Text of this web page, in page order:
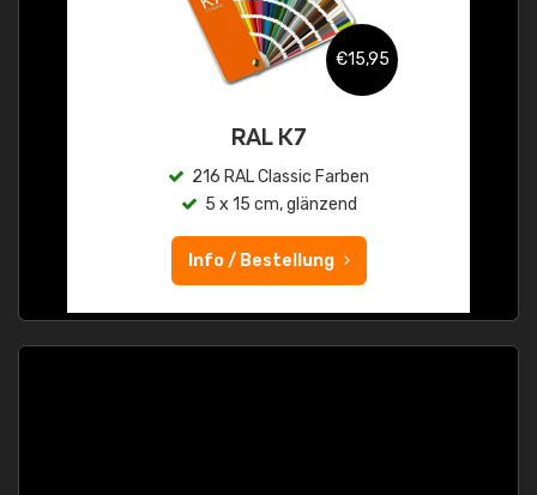
€15,95
RAL K7
216 RAL Classic Farben
5 x 15 cm, glänzend
Info / Bestellung